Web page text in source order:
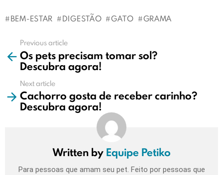
BEM-ESTAR DIGESTÃO GATO GRAMA
more
Previous article
Os pets precisam tomar sol?
Descubra agora!
Next article
Cachorro gosta de receber carinho?
Descubra agora!
Written by Equipe Petiko
Para pessoas que amam seu pet. Feito por pessoas que